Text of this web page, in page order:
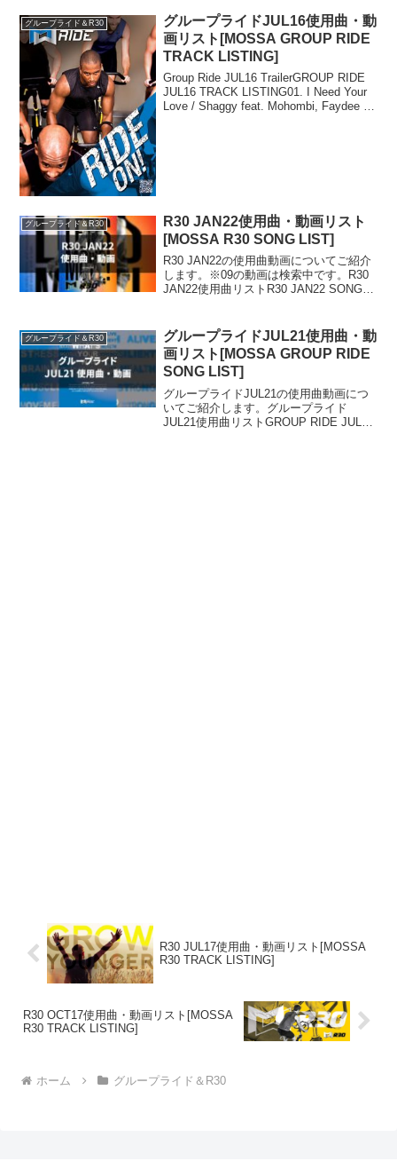
グループライド＆R30
グループライドJUL16使用曲・動
画リスト[MOSSA GROUP RIDE
TRACK LISTING]
Group Ride JUL16 TrailerGROUP RIDE
JUL16 TRACK LISTING01. I Need Your
Love / Shaggy feat. Mohombi, Faydee &
グループライド＆R30
R30 JAN22使用曲・動画リスト
[MOSSA R30 SONG LIST]
R30 JAN22の使用曲動画についてご紹介
します。※09の動画は検索中です。R30
JAN22使用曲リストR30 JAN22 SONG
グループライド＆R30
グループライドJUL21使用曲・動
画リスト[MOSSA GROUP RIDE
SONG LIST]
グループライドJUL21の使用曲動画につ
いてご紹介します。グループライド
JUL21使用曲リストGROUP RIDE JUL21
R30 JUL17使用曲・動画リスト[MOSSA
R30 TRACK LISTING]
R30 OCT17使用曲・動画リスト[MOSSA
R30 TRACK LISTING]
ホーム グループライド＆R30